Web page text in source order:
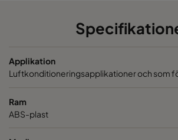
Applikation
Luftkonditioneringsapplikationer och som
Ram
ABS-plast